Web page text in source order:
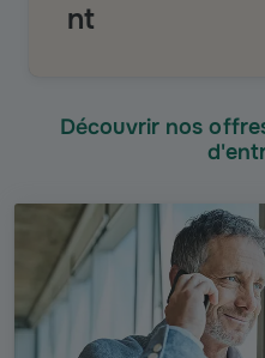
nt
Découvrir nos